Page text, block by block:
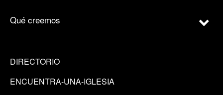
Qué creemos
DIRECTORIO
ENCUENTRA-UNA-IGLESIA